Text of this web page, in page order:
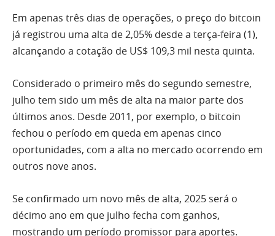
Em apenas três dias de operações, o preço do bitcoin
já registrou uma alta de 2,05% desde a terça-feira (1),
alcançando a cotação de US$ 109,3 mil nesta quinta.
Considerado o primeiro mês do segundo semestre,
julho tem sido um mês de alta na maior parte dos
últimos anos. Desde 2011, por exemplo, o bitcoin
fechou o período em queda em apenas cinco
oportunidades, com a alta no mercado ocorrendo em
outros nove anos.
Se confirmado um novo mês de alta, 2025 será o
décimo ano em que julho fecha com ganhos,
mostrando um período promissor para aportes.